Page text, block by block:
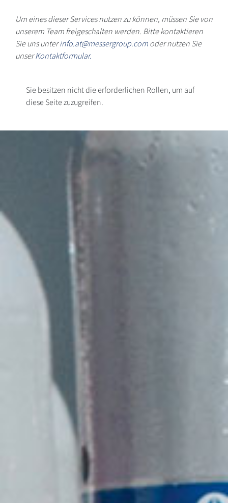
Um eines dieser Services nutzen zu können, müssen Sie von
unserem Team freigeschalten werden. Bitte kontaktieren
Sie uns unterinfo.at@messergroup.comoder nutzen Sie
unserKontaktformular.
Sie besitzen nicht die erforderlichen Rollen, um auf
diese Seite zuzugreifen.